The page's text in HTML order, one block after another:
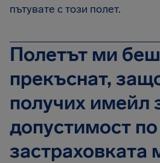
пътувате с този полет.
Полетът ми
прекъснат,
получих имейл
допустимост по
застраховката